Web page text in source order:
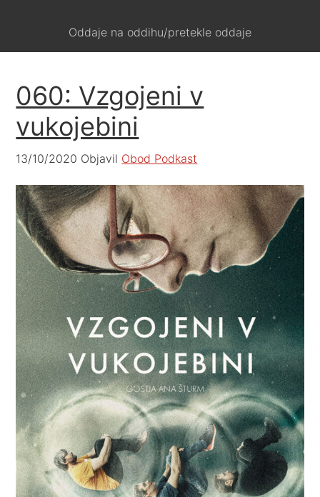
Oddaje na oddihu/pretekle oddaje
060: Vzgojeni v
vukojebini
13/10/2020 Objavil Obod Podkast